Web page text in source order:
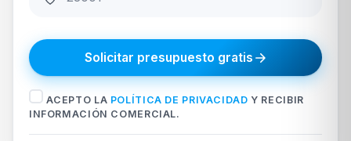
Solicitar presupuesto gratis
ACEPTO LA POLÍTICA DE PRIVACIDAD Y RECIBIR
INFORMACIÓN COMERCIAL.